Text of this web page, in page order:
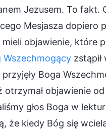
Jezusem. To fakt.
Mesjasza dopiero
objawienie, które
Wszechmogący
Boga
objawienie
głos Boga w
kiedy Bóg się